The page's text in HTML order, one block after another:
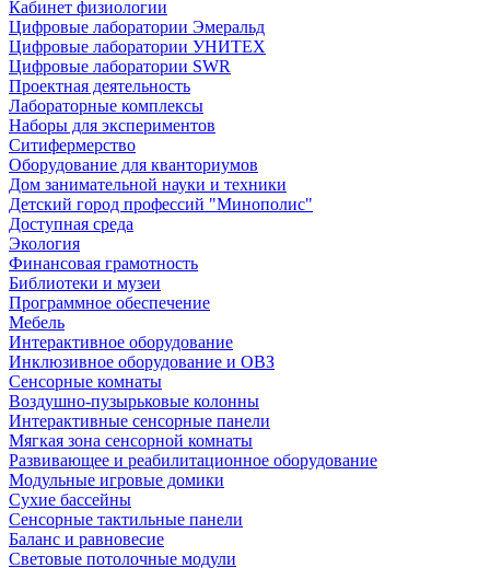
Кабинет физиологии
Цифровые лаборатории Эмеральд
Цифровые лаборатории УНИТЕХ
Цифровые лаборатории SWR
Проектная деятельность
Лабораторные комплексы
Наборы для экспериментов
Ситифермерство
Оборудование для кванториумов
Дом занимательной науки и техники
Детский город профессий "Минополис"
Доступная среда
Экология
Финансовая грамотность
Библиотеки и музеи
Программное обеспечение
Мебель
Интерактивное оборудование
Инклюзивное оборудование и ОВЗ
Cенсорные комнаты
Воздушно-пузырьковые колонны
Интерактивные сенсорные панели
Мягкая зона сенсорной комнаты
Развивающее и реабилитационное оборудование
Модульные игровые домики
Сухие бассейны
Сенсорные тактильные панели
Баланс и равновесие
Световые потолочные модули